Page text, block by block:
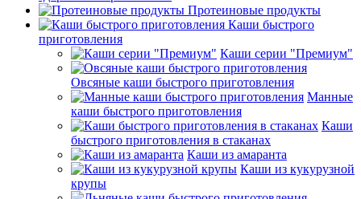
Протеиновые продукты
Каши быстрого
приготовления
Каши серии "Премиум"
Овсяные каши быстрого приготовления
Манные
каши быстрого приготовления
Каши
быстрого приготовления в стаканах
Каши из амаранта
Каши из кукурузной
крупы